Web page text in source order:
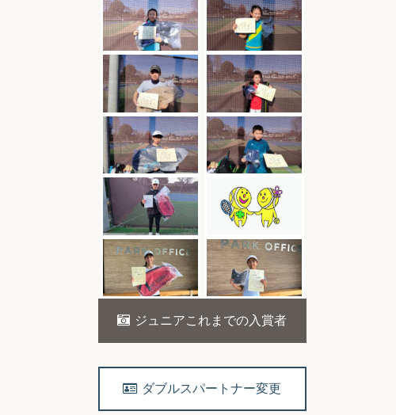
ジュニアこれまでの入賞者
ダブルスパートナー変更